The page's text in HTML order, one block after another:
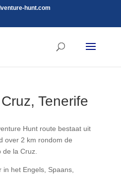
hunt.com
Tenerife
Hunt route bestaat uit
over 2 km rondom de
la Cruz.
het Engels, Spaans,